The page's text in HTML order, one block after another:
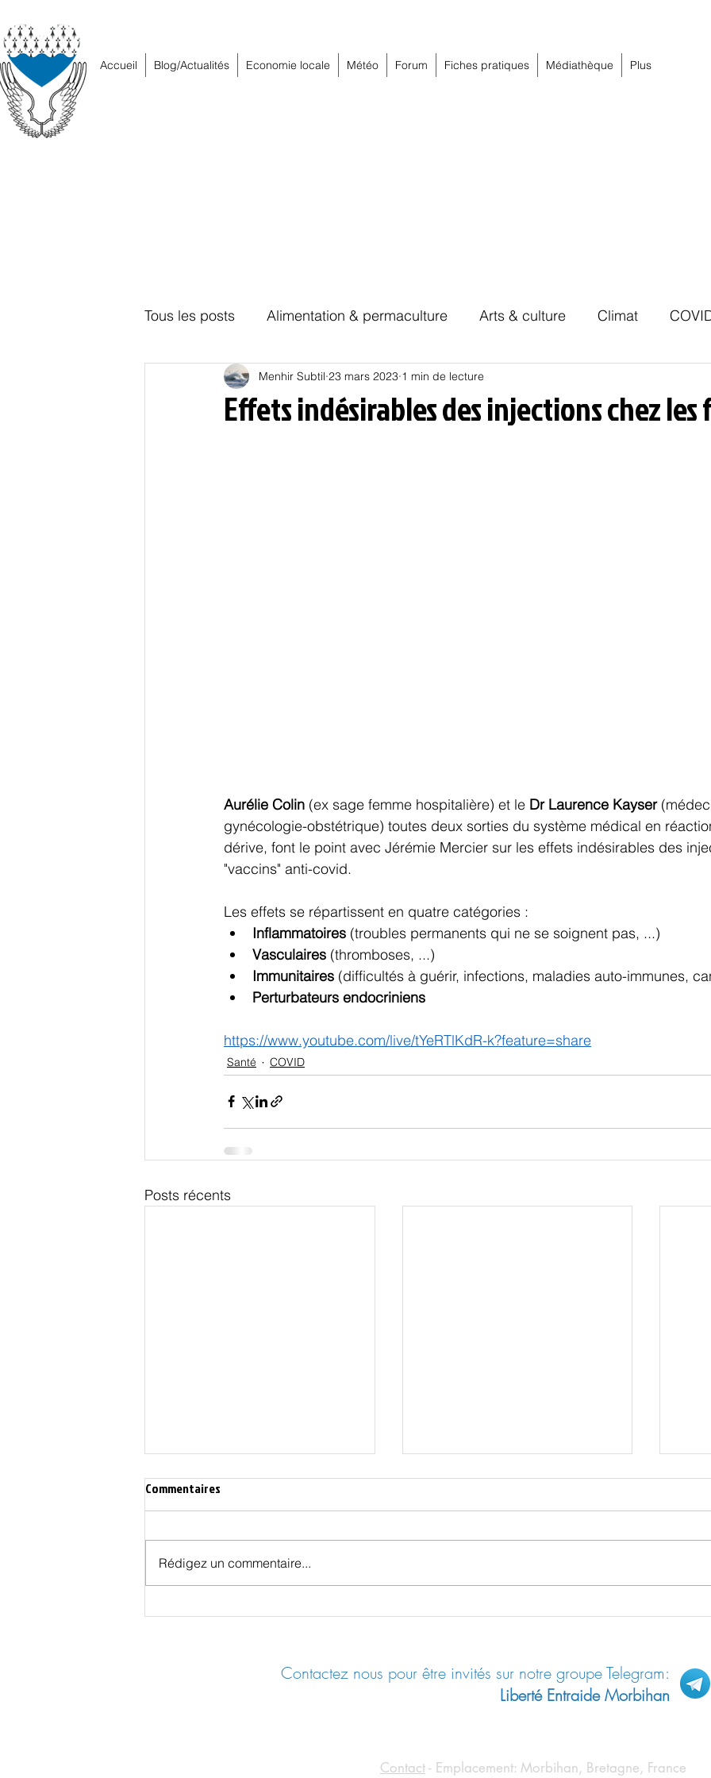
Accueil Blog/Actualités Economie locale Météo Forum Fiches pratiques Médiathèque Plus
Tous les posts Alimentation & permaculture Arts & culture Climat
Education Energies Habitat Hors piste
Effets indésirables des injections chez les
Menhir Subtil 23 mars 2023 1 min de lecture
Aurélie Colin (ex sage femme hospitalière) et le Dr Laurence Kayser
gynécologie-obstétrique) toutes deux sorties du système médical en
dérive, font le point avec Jérémie Mercier sur les effets indésirables des
"vaccins" anti-covid.
Les effets se répartissent en quatre catégories :
Inflammatoires (troubles permanents qui ne se soignent pas, ...)
Vasculaires (thromboses, ...)
Immunitaires (difficultés à guérir, infections, maladies auto-immunes,
Perturbateurs endocriniens
https://www.youtube.com/live/tYeRTlKdR-k?feature=share
Santé COVID
Posts récents
Les Effets Cachés des Vaccins
Résilience / Fiche pratique n°04:
Commentaires
Rédigez un commentaire...
Contactez nous pour être invités sur notre groupe Telegram:
Liberté Entraide Morbihan
Contact- Emplacement: Morbihan, Bretagne, France